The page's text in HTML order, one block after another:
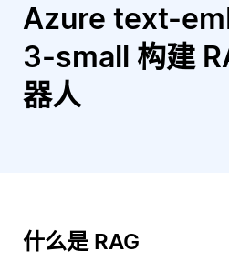
Azure text-
3-small 构建
器人
什么是 RAG